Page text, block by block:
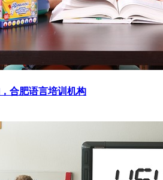
合肥语言培训机构